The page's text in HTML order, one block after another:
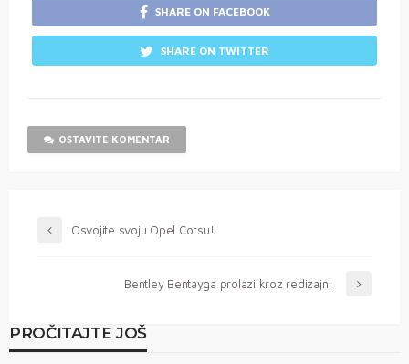
SHARE ON FACEBOOK
SHARE ON TWITTER
OSTAVITE KOMENTAR
Osvojite svoju Opel Corsu!
Bentley Bentayga prolazi kroz redizajn!
PROČITAJTE JOŠ